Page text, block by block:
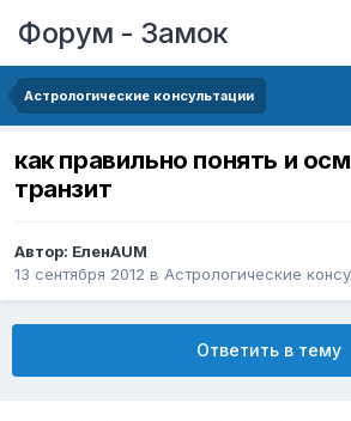
Форум - Замок
Астрологические консультации
как правильно понять и
транзит
Автор: ЕленAUM
13 сентября 2012 в Астрологические
Ответить в тему